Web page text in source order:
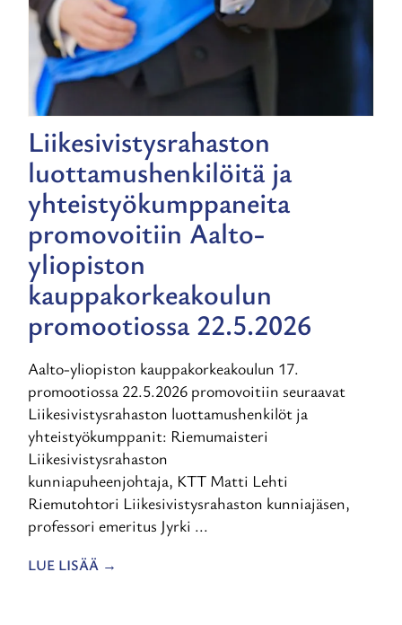
Liikesivistysrahaston
luottamushenkilöitä ja
yhteistyökumppaneita
promovoitiin Aalto-
yliopiston
kauppakorkeakoulun
promootiossa 22.5.2026
Aalto-yliopiston kauppakorkeakoulun 17.
promootiossa 22.5.2026 promovoitiin seuraavat
Liikesivistysrahaston luottamushenkilöt ja
yhteistyökumppanit: Riemumaisteri
Liikesivistysrahaston
kunniapuheenjohtaja, KTT Matti Lehti
Riemutohtori Liikesivistysrahaston kunniajäsen,
professori emeritus Jyrki ...
LUE LISÄÄ